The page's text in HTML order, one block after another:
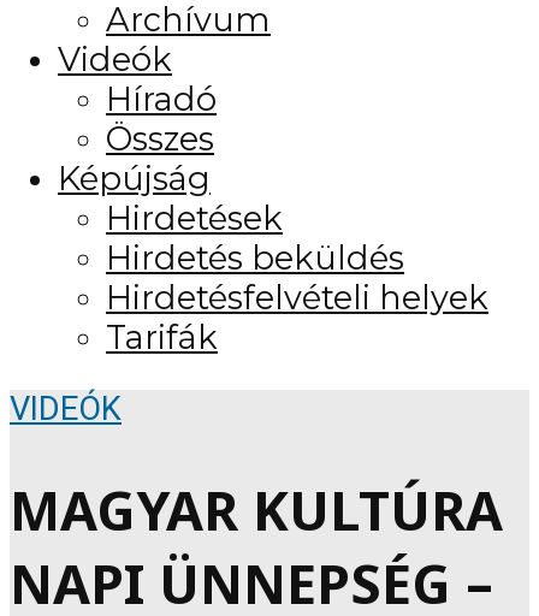
Archívum
Videók
Híradó
Összes
Képújság
Hirdetések
Hirdetés beküldés
Hirdetésfelvételi helyek
Tarifák
VIDEÓK
MAGYAR KULTÚRA
NAPI ÜNNEPSÉG –